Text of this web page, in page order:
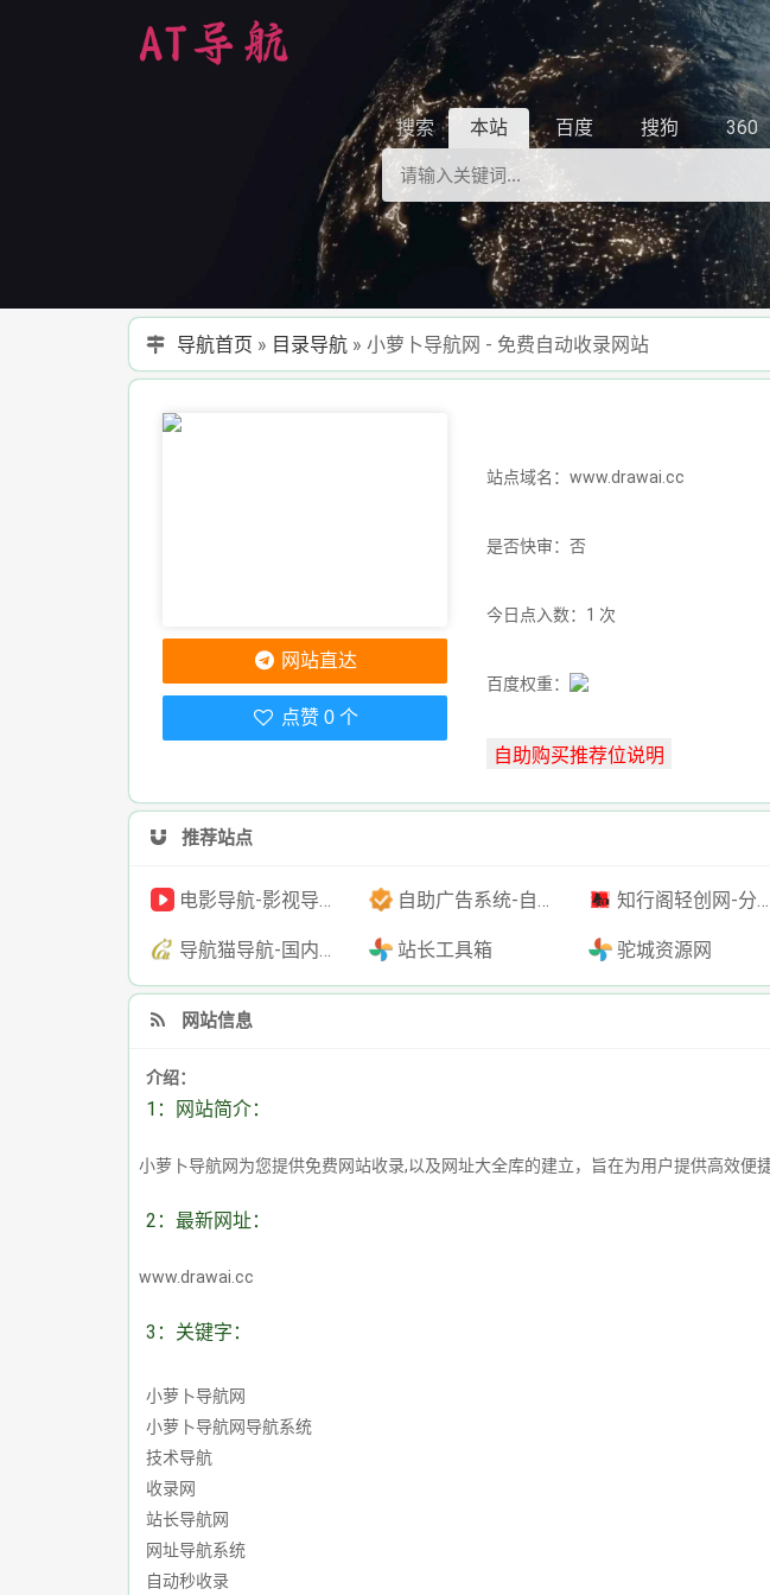
搜索 本站 百度 搜狗 360
导航首页 » 目录导航 »小萝卜导航网 - 免费自动收录网站
站点域名：www.drawai.cc
是否快审：否
今日点入数：1 次
百度权重：
网站直达
点赞 0 个
推荐站点
电影导航-影视导航-电影搜索-影视搜索-电影站收录 自助广告系统-自助广告源码-自助投放广告插件 知行阁轻创网-分享网络赚钱项目-全网首发副业项目实操平台-副业创业项目网
导航猫导航-国内专业的技术资源网分类平台 站长工具箱 驼城资源网
网站信息
介绍：
1：网站简介：
小萝卜导航网为您提供免费网站收录,以及网址大全库的建立，旨在为用户提供高效便
2：最新网址：
www.drawai.cc
3：关键字：
小萝卜导航网
小萝卜导航网导航系统
技术导航
收录网
站长导航网
网址导航系统
自动秒收录